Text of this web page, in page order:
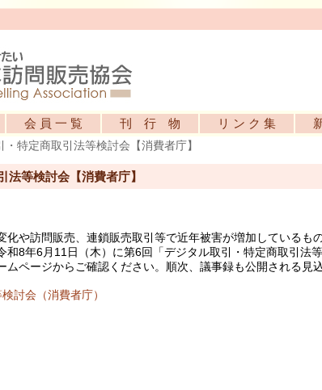
会 員 一 覧 刊 行 物 リ ン ク 集
特定商取引法等検討会【消費者庁】
等検討会【消費者庁】
化や訪問販売、連鎖販売取引等で近年被害が増加しているも
和8年6月11日（木）に第6回「デジタル取引・特定商取引法
ページからご確認ください。順次、議事録も公開される見込
討会（消費者庁）